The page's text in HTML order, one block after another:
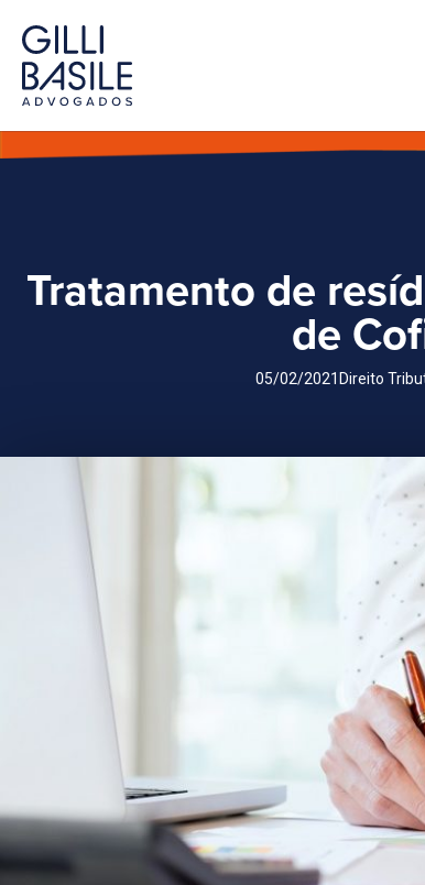
Tratamento de
de
05/02/2021 Direito